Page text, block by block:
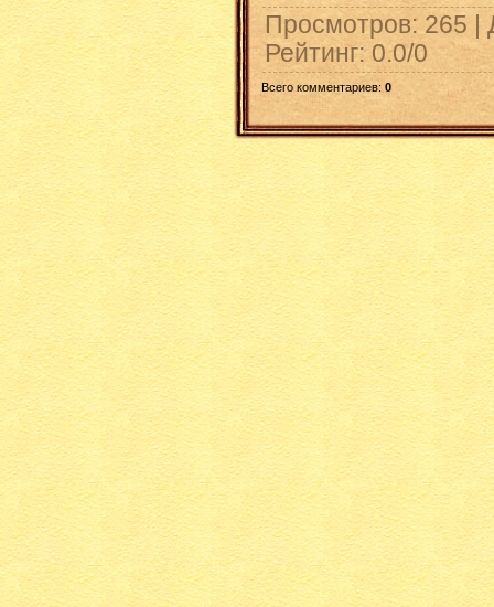
Просмотров: 265 |
Рейтинг: 0.0/0
Всего комментариев: 0